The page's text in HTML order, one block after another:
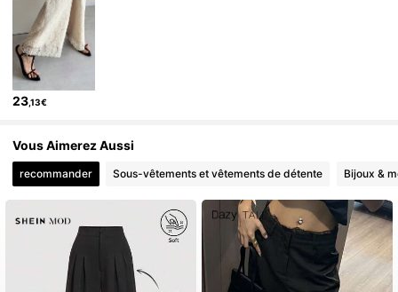
23,13€
Vous Aimerez Aussi
recommander Sous-vêtements et vêtements de détente Bijoux &